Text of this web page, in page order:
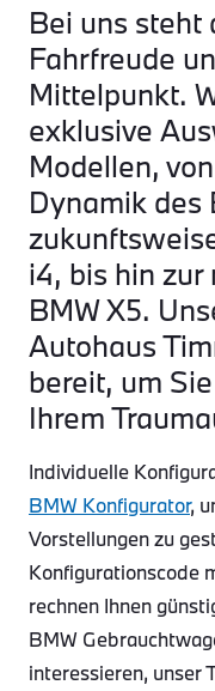
Bei uns steht
Fahrfreude
Mittelpunkt.
exklusive
Modellen,
Dynamik des
i4, bis hin zur
BMW X5.
Autohaus
bereit, um
Ihrem
Individuelle
BMW Konfigurator,
Vorstellungen zu
Konfigurationscode
rechnen Ihnen
BMW
interessieren, unser